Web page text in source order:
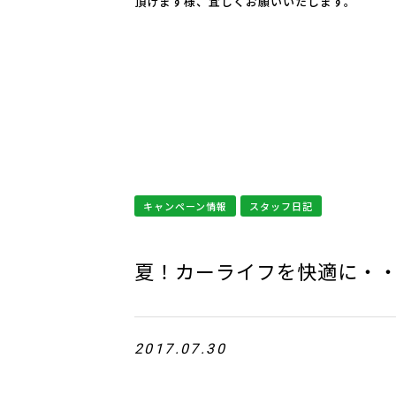
キャンペーン情報 スタッフ日記
夏！カーライフを快適に・
2017.07.30